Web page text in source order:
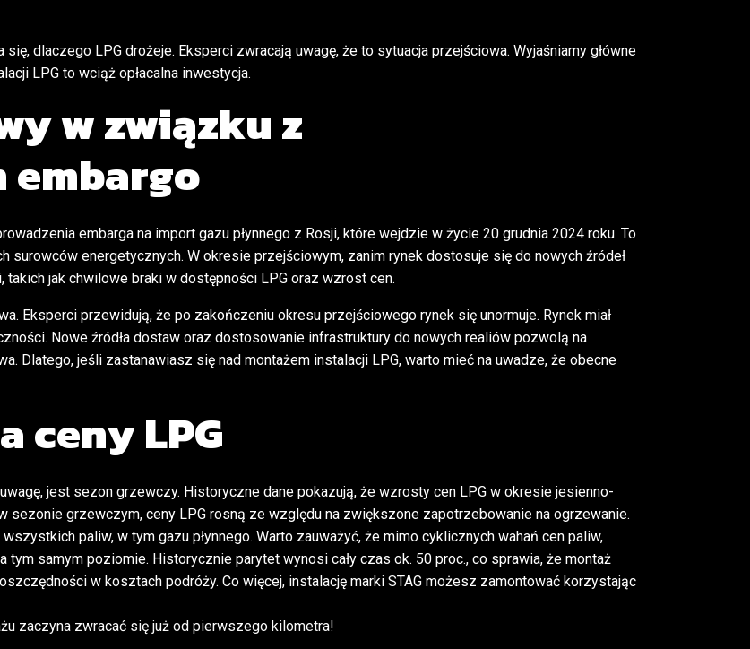
dlaczego LPG drożeje. Eksperci zwracają uwagę, że to sytuacja przejściowa. Wyjaśniamy główne
LPG to wciąż opłacalna inwestycja.
w związku z
embargo
embarga na import gazu płynnego z Rosji, które wejdzie w życie 20 grudnia 2024 roku. To
surowców energetycznych. W okresie przejściowym, zanim rynek dostosuje się do nowych źródeł
jak chwilowe braki w dostępności LPG oraz wzrost cen.
Eksperci przewidują, że po zakończeniu okresu przejściowego rynek się unormuje. Rynek miał
Nowe źródła dostaw oraz dostosowanie infrastruktury do nowych realiów pozwolą na
Dlatego, jeśli zastanawiasz się nad montażem instalacji LPG, warto mieć na uwadze, że obecne
ceny LPG
jest sezon grzewczy. Historyczne dane pokazują, że wzrosty cen LPG w okresie jesienno-
sezonie grzewczym, ceny LPG rosną ze względu na zwiększone zapotrzebowanie na ogrzewanie.
paliw, w tym gazu płynnego. Warto zauważyć, że mimo cyklicznych wahań cen paliw,
tym samym poziomie. Historycznie parytet wynosi cały czas ok. 50 proc., co sprawia, że montaż
w kosztach podróży. Co więcej, instalację marki STAG możesz zamontować korzystając
zaczyna zwracać się już od pierwszego kilometra!